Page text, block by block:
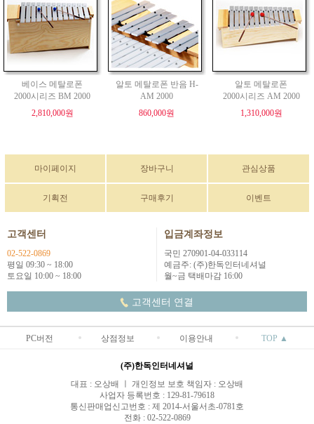
베이스 메탈로폰
2000시리즈 BM 2000
2,810,000원
알토 메탈로폰 반음 H-
AM 2000
860,000원
알토 메탈로폰
2000시리즈 AM 2000
1,310,000원
마이페이지 장바구니 관심상품
기획전 구매후기 이벤트
고객센터
02-522-0869
평일 09:30 ~ 18:00
토요일 10:00 ~ 18:00
입금계좌정보
국민 270901-04-033114
예금주: (주)한독인터네셔널
월~금 택배마감 16:00
고객센터 연결
PC버전 상점정보 이용안내 TOP ▲
(주)한독인터네셔널
대표 : 오상배 ㅣ 개인정보 보호 책임자 : 오상배
사업자 등록번호 : 129-81-79618
통신판매업신고번호 : 제 2014-서울서초-0781호
전화 : 02-522-0869